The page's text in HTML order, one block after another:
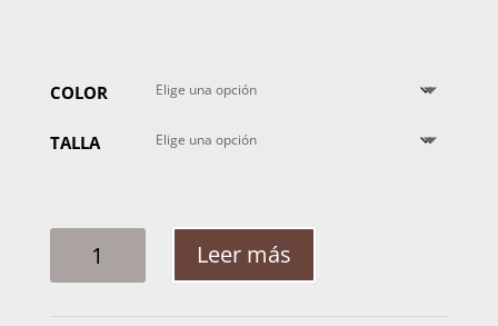
COLOR
TALLA
HOMBRE
Leer más